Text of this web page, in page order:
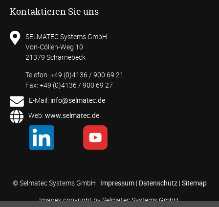
Kontaktieren Sie uns
SELMATEC Systems GmbH
Von-Cöllen-Weg 10
21379 Scharnebeck
Telefon: +49 (0)4136 / 900 69 21
Fax: +49 (0)4136 / 900 69 27
E-Mail: info@selmatec.de
Web: www.selmatec.de
© Selmatec Systems GmbH | Impressum| Datenschutz| Sitemap
Images copyright by Selmatec Systems GmbH.